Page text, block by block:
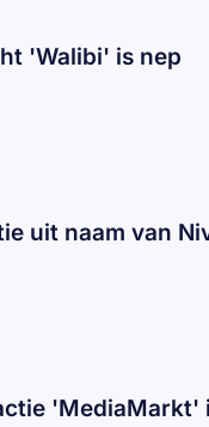
'Walibi' is nep
uit naam van
'MediaMarkt'